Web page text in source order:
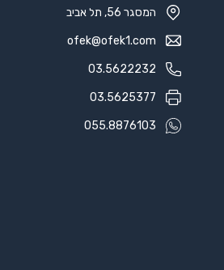
המסגר 56, תל אביב
ofek@ofek1.com
03.5622232
03.5625377
055.8876103